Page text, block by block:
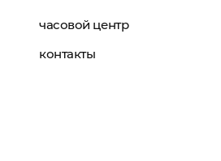
часовой центр
контакты